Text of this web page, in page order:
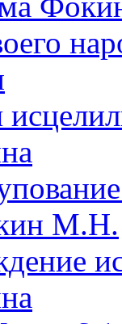
М.Н.